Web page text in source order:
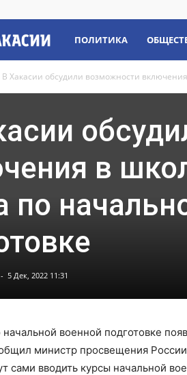
Пульс
Хакасии
ПОЛИТИКА
В Хакасии обсудили возможности
в
по
- 5 Дек, 2022 11:31
военной подготовке
министр просвещения
сами вводить курсы начальной